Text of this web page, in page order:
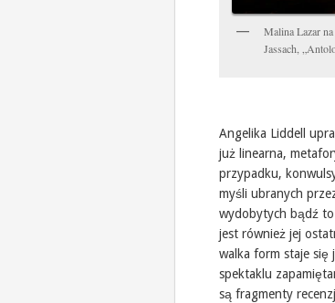
Malina Lazar
Jassach,
Angelika Liddell
już linearna,
przypadku,
myśli ubranych
wydobytych bądź
jest również jej
walka form staje się
spektaklu
są fragmenty